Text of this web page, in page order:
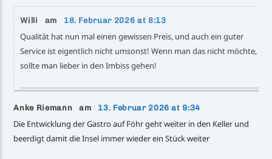
Willi am 18. Februar 2026 at 8:13
Qualität hat nun mal einen gewissen Preis, und auch ein guter
Service ist eigentlich nicht umsonst! Wenn man das nicht möchte,
sollte man lieber in den Imbiss gehen!
Anke Riemann am 13. Februar 2026 at 9:34
Die Entwicklung der Gastro auf Föhr geht weiter in den Keller und
beerdigt damit die Insel immer wieder ein Stück weiter